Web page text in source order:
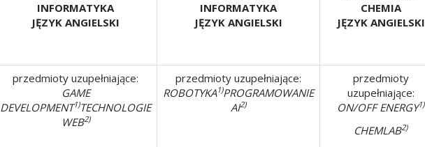
INFORMATYKA
JĘZYK ANGIELSKI
INFORMATYKA
JĘZYK ANGIELSKI
CHEMIA
JĘZYK ANGIELSKI
przedmioty uzupełniające:
GAME
DEVELOPMENT1)TECHNOLOGIE
WEB2)
przedmioty uzupełniające:
ROBOTYKA1)PROGRAMOWANIE
AI2)
przedmioty
uzupełniające:
ON/OFF ENERGY1)
CHEMLAB2)